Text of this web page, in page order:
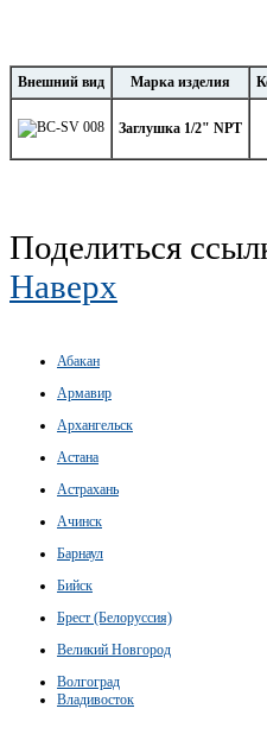
Внешний вид Марка изделия
Заглушка 1/2" NPT
Поделиться
Наверх
Абакан
Армавир
Архангельск
Астана
Астрахань
Ачинск
Барнаул
Бийск
Брест (Белоруссия)
Великий Новгород
Волгоград
Владивосток